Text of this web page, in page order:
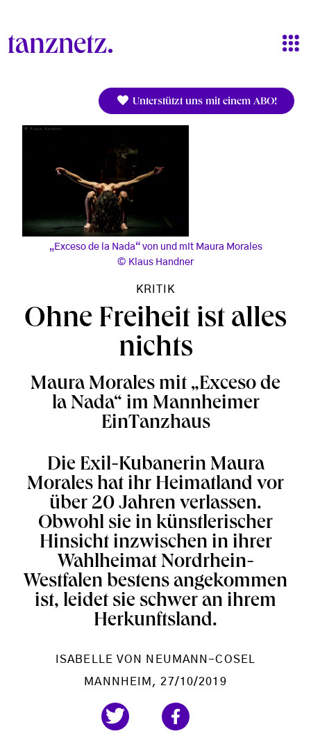
Unterstützt uns mit einem ABO!
„Exceso de la Nada“ von und mit Maura Morales
Klaus Handner
KRITIK
Ohne Freiheit ist alles
nichts
Maura Morales mit „Exceso de
la Nada“ im Mannheimer
EinTanzhaus
Die Exil-Kubanerin Maura
Morales hat ihr Heimatland vor
über 20 Jahren verlassen.
Obwohl sie in künstlerischer
Hinsicht inzwischen in ihrer
Wahlheimat Nordrhein-
Westfalen bestens angekommen
ist, leidet sie schwer an ihrem
Herkunftsland.
ISABELLE VON NEUMANN-COSEL
MANNHEIM , 27/10/2019